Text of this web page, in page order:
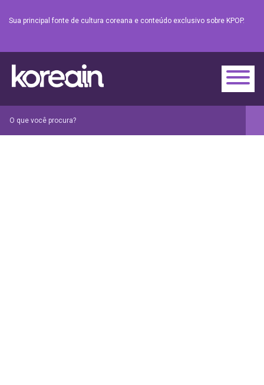
Sua principal fonte de cultura coreana e conteúdo exclusivo sobre KPOP.